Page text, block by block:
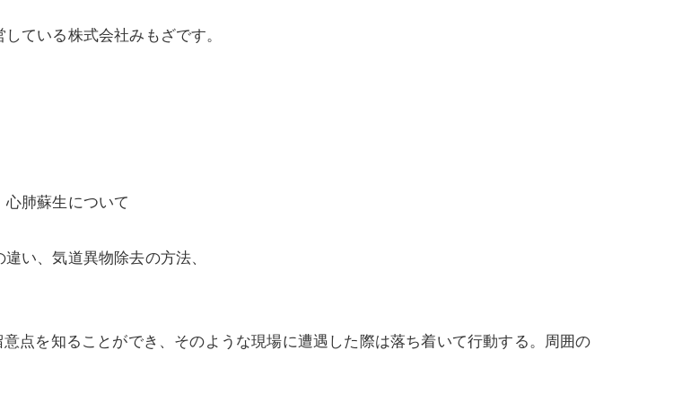
ている株式会社みもざです。
肺蘇生について
い、気道異物除去の方法、
点を知ることができ、そのような現場に遭遇した際は落ち着いて行動する。周囲の